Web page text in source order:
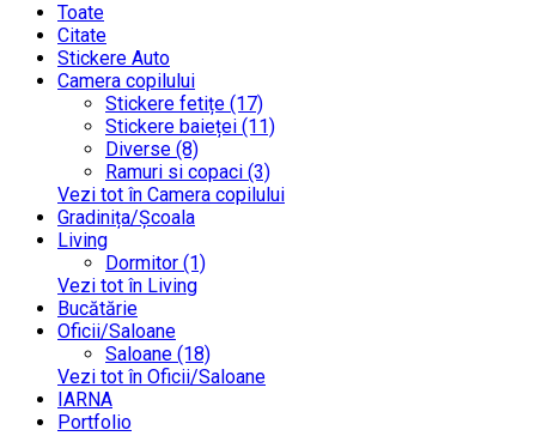
Toate
Citate
Stickere Auto
Camera copilului
Stickere fetițe (17)
Stickere baieței (11)
Diverse (8)
Ramuri si copaci (3)
Vezi tot în Camera copilului
Gradinița/Școala
Living
Dormitor (1)
Vezi tot în Living
Bucătărie
Oficii/Saloane
Saloane (18)
Vezi tot în Oficii/Saloane
IARNA
Portfolio